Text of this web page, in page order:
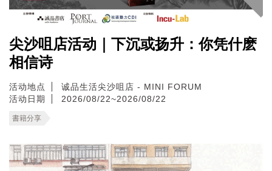
尖沙咀店活动｜下沉或扬升：你凭什麽
相信诗
活动地点
诚品生活尖沙咀店 - MINI FORUM
活动日期
2026/08/22~2026/08/22
書籍分享